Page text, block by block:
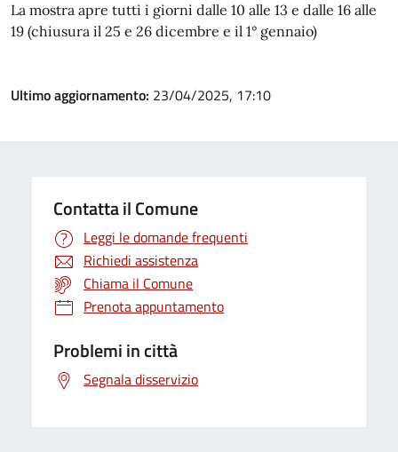
La mostra apre tutti i giorni dalle 10 alle 13 e dalle 16 alle
19 (chiusura il 25 e 26 dicembre e il 1° gennaio)
Ultimo aggiornamento: 23/04/2025, 17:10
Contatta il Comune
Leggi le domande frequenti
Richiedi assistenza
Chiama il Comune
Prenota appuntamento
Problemi in città
Segnala disservizio